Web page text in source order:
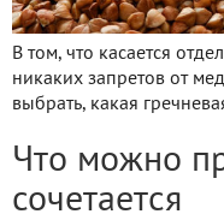
В том, что касается
никаких запретов от
выбрать, какая
Что можно
сочетается